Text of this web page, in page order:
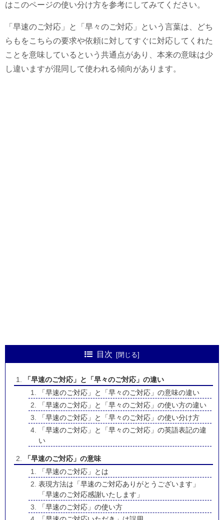
はこのページの使い分け方を参考にしてみてください。
「早速のご対応」と「早々のご対応」という言葉は、どち
らもをこちらの要求や依頼に対してすぐに対応してくれた
ことを意味しているという共通点があり、本来の意味は少
し違いますが混同して使われる傾向があります。
目次
「早速のご対応」と「早々のご対応」の違い
「早速のご対応」と「早々のご対応」の意味の違い
「早速のご対応」と「早々のご対応」の使い方の違い
「早速のご対応」と「早々のご対応」の使い分け方
「早速のご対応」と「早々のご対応」の英語表記の違
い
「早速のご対応」の意味
「早速のご対応」とは
表現方法は「早速のご対応ありがとうございます」
「早速のご対応感謝いたします」
「早速のご対応」の使い方